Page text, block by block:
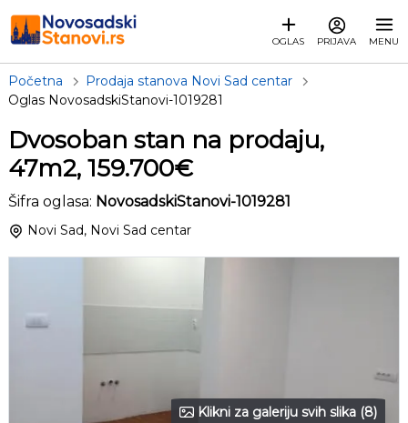
OGLAS PRIJAVA MENU
Početna
Prodaja stanova Novi Sad centar
Oglas NovosadskiStanovi-1019281
Dvosoban stan na prodaju,
47m2, 159.700€
Šifra oglasa: NovosadskiStanovi-1019281
Novi Sad, Novi Sad centar
Klikni za galeriju svih slika (8)